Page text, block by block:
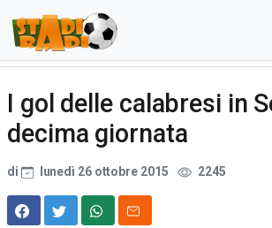
I gol delle calabresi in
decima giornata
di lunedì 26 ottobre 2015 2245